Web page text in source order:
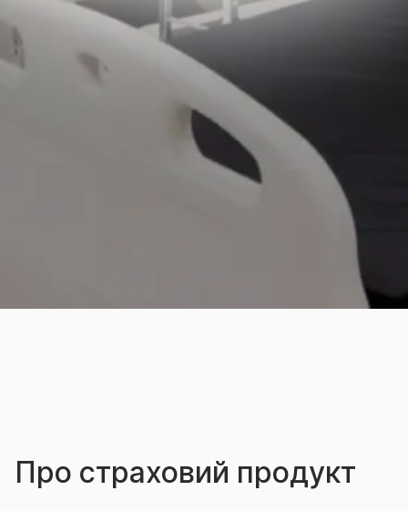
Про страховий продукт